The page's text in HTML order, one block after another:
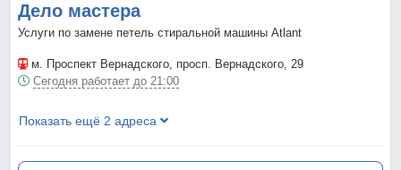
Дело мастера
Услуги по замене петель стиральной машины Atlant
м. Проспект Вернадского, просп. Вернадского, 29
Сегодня работает до 21:00
Показать ещё 2 адреса